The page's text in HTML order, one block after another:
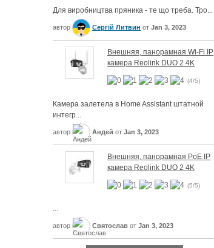
Для виробництва пряника - те що треба. Тро...
автор Сергій Литвин от Jan 3, 2023
Внешняя, панорамная Wi-Fi IP
камера Reolink DUO 2 4K
(4/5)
Камера залетела в Home Assistant штатной
интегр...
автор Андей от Jan 3, 2023
Внешняя, панорамная PoE IP
камера Reolink DUO 2 4K
(5/5)
...
автор Святослав от Jan 3, 2023